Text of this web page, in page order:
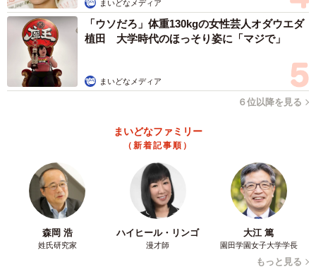
小学6年生の次男も兄と同じ学校への進学を希望していま
す。しかし、勉強に向き合う姿勢が甘い様子で、長男が母
であるひなままさんに「塾でサポートを受けた方がいい
よ」と働きかけていたことも。その際は、通塾にお金がか
かるため踏ん切りがつかなかったものの、小学校の勉強で
の取りこぼしが多いことが発覚。それを解消し、中学で幸
先の良いスタートを切れるように次男の通塾を決めたとこ
ろ、冒頭のツイートの諍いとなりました。
「塾代も込みでの私立進学だということは長男本人も理解
しています。でも、テストで点を取るためのアドバイスや
う気持ちがあることも長男本人から聞いていました。自分
が進言した時は弟の通塾を決めなかったのに、自分が塾に
まいどなメディア
「ウソだろ」体重130kgの女性芸人オダウエダ
植田 大学時代のほっそり姿に「マジで」
まいどなメディア
６位以降を見る
まいどなファミリー
（新着記事順）
森岡 浩
姓氏研究家
ハイヒール・リンゴ
漫才師
大江 篤
園田学園女子大学学長
もっと見る